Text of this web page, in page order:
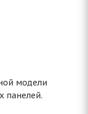
модели
панелей.